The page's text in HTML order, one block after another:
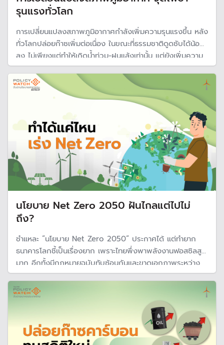
รุนแรงทั่วโลก
การเปลี่ยนแปลงสภาพภูมิอากาศกำลังเพิ่มความรุนแรงขึ้น หลัง
ทั่วโลกปล่อยก๊าซเพิ่มต่อเนื่อง ในขณะที่ธรรมชาติดูดซับได้น้อย
ลง ไม่เพียงแต่ทำให้เกิดน้ำท่วม-ฝนแล้งเท่านั้น แต่ยังเพิ่มความ
รุนแรงของไฟป่าทั่วโลก
นโยบาย Net Zero 2050 ฝันไกลแต่ไปไม่
ถึง?
ชำแหละ “นโยบาย Net Zero 2050“ ประกาศได้ แต่ทำยาก
ธนาคารโลกชี้เป็นเรื่องยาก เพราะไทยพึ่งพาพลังงานฟอสซิลสูง
มาก อีกทั้งมีกฎหมายฉบับทับซ้อนกันและขาดเอกภาพระหว่าง
หน่วยงาน หากจะทำได้ต้องได้รับความร่วมมือจากภาคเอกชน
แต่จะทำได้หรือไม่ ยังเป็นคำถามใหญ่